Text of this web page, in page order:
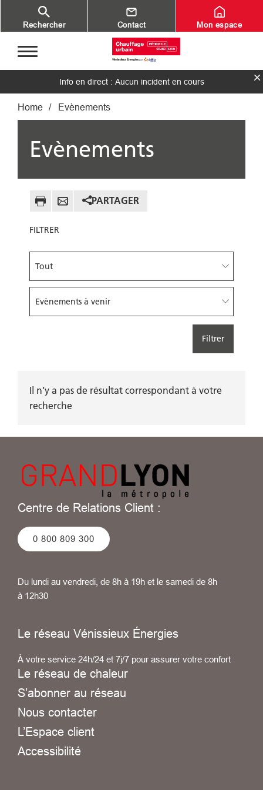
Aller au contenu principal
Rechercher Contact Mon espace
Info en direct : Aucun incident en cours
Fil d'Ariane
Home Evènements
Evènements
PARTAGER
FILTRER
Filtrer
Il n’y a pas de résultat correspondant à votre
recherche
Centre de Relations Client :
0 800 809 300
Du lundi au vendredi, de 8h à 19h et le samedi de 8h
à 12h30
Le réseau Vénissieux Énergies
À votre service 24h/24 et 7j/7 pour assurer votre confort
Le réseau de chaleur
S’abonner au réseau
Nous contacter
L’Espace client
Accessibilité